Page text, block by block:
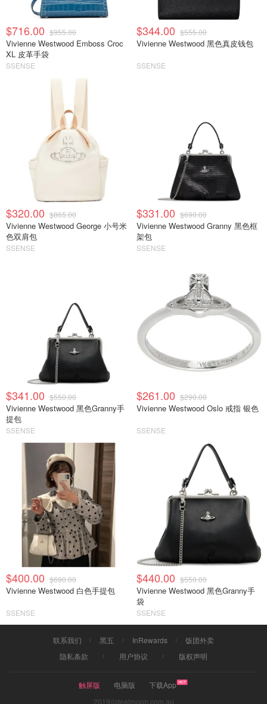
$716.00 $955.00
Vivienne Westwood Emboss Croc
XL 皮革手袋
SSENSE
$344.00 $555.00
Vivienne Westwood 黑色真皮钱包
SSENSE
$320.00 $865.00
Vivienne Westwood George 小号米
色双肩包
SSENSE
$331.00 $690.00
Vivienne Westwood Granny 黑色框
架包
SSENSE
$341.00 $550.00
Vivienne Westwood 黑色Granny手
提包
SSENSE
$261.00 $290.00
Vivienne Westwood Oslo 戒指 银色
SSENSE
$400.00 $690.00
Vivienne Westwood 白色手提包
SSENSE
$440.00 $550.00
Vivienne Westwood 黑色Granny手
袋
SSENSE
联系我们 黑五 InRewards
饭团外卖
隐私条款
用户协议 版权声明
触屏版 电脑版
下载App
2019©dealmoon.com.au